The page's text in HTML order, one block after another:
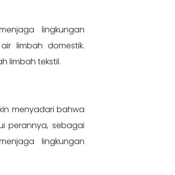
lingkungan
limbah domestik.
limbah tekstil.
menyadari bahwa
perannya, sebagai
lingkungan